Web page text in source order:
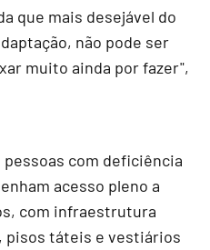
que mais desejável do
não pode ser
muito ainda por fazer",
com deficiência
acesso pleno a
com infraestrutura
pisos táteis e vestiários